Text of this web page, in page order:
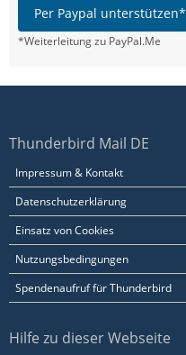
Per Paypal unterstützen*
*Weiterleitung zu PayPal.Me
Thunderbird Mail DE
Impressum & Kontakt
Datenschutzerklärung
Einsatz von Cookies
Nutzungsbedingungen
Spendenaufruf für Thunderbird
Hilfe zu dieser Webseite